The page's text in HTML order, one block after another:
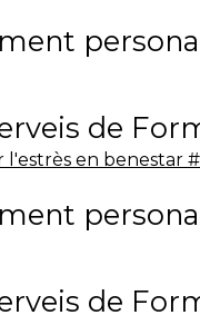
de
en benestar
de